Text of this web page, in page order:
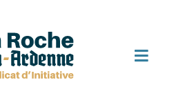
Toggle